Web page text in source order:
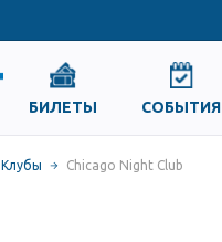
БИЛЕТЫ СОБЫТИЯ
Клубы Chicago Night Club